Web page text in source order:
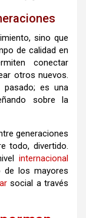
sino que
de calidad en
conectar
otros nuevos.
es una
sobre la
generaciones
todo, divertido.
internacional
de los mayores
social a través